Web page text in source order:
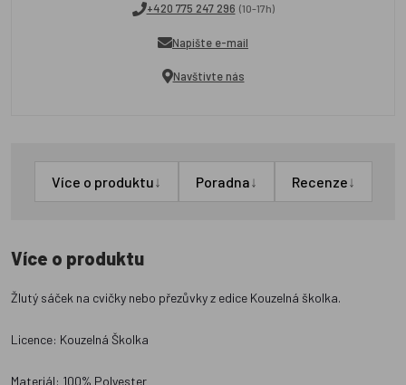
+420 775 247 296 (10-17h)
Napište e-mail
Navštivte nás
Více o produktu↓ Poradna↓ Recenze↓
Více o produktu
Žlutý sáček na cvičky nebo přezůvky z edice Kouzelná školka.
Licence: Kouzelná Školka
Materiál: 100% Polyester